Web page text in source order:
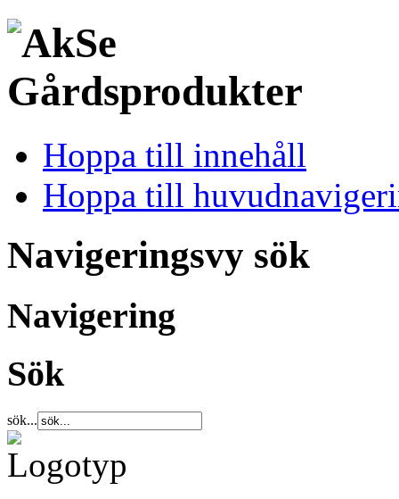
Hoppa till innehåll
Hoppa till
Navigeringsvy sök
Navigering
Sök
sök...